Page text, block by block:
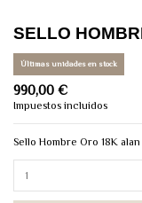
SELLO
Últimas unidades en stock
990,00 €
Impuestos incluidos
Sello Hombre Oro 18K alan